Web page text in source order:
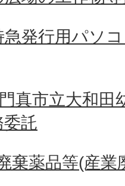
発行用パソ
真市立大和田
託
棄薬品等(産業